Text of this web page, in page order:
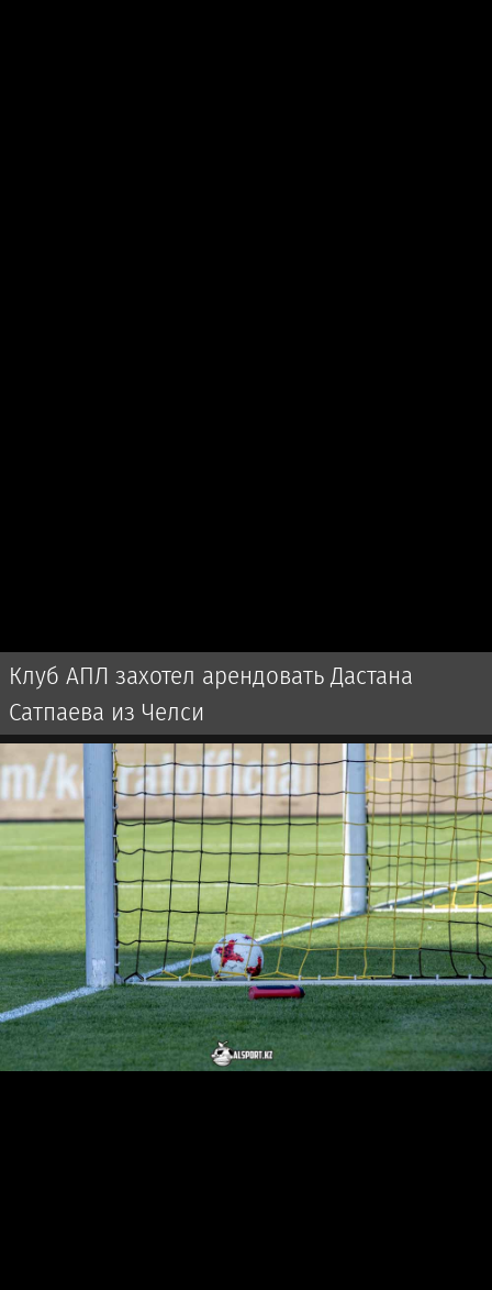
Клуб АПЛ захотел арендовать Дастана
Сатпаева из Челси